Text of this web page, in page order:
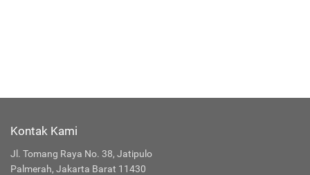
Kontak Kami
Jl. Tomang Raya No. 38, Jatipulo
Palmerah, Jakarta Barat 11430